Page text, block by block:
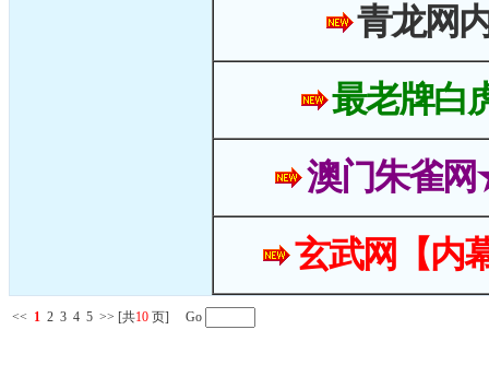
青龙网
最老牌白
澳门朱雀
玄武网【内
<< 1 2 3 4 5 >> [共10 页] Go